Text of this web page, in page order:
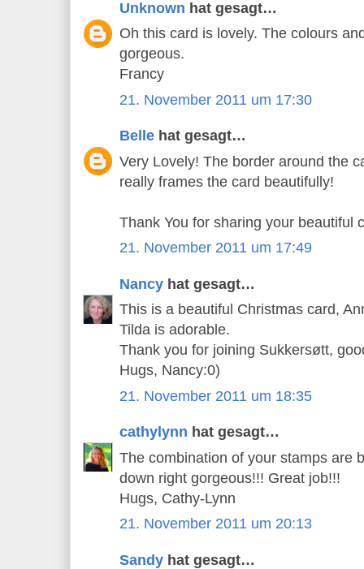
Unknown hat gesagt…
Oh this card is lovely. The colours
gorgeous.
Francy
21. November 2011 um 17:30
Belle hat gesagt…
Very Lovely! The border around the
really frames the card beautifully!
Thank You for sharing your beautiful
21. November 2011 um 17:49
Nancy hat gesagt…
This is a beautiful Christmas card,
Tilda is adorable.
Thank you for joining Sukkersøtt,
Hugs, Nancy:0)
21. November 2011 um 18:35
cathylynn hat gesagt…
The combination of your stamps are
down right gorgeous!!! Great job!!!
Hugs, Cathy-Lynn
21. November 2011 um 20:13
Sandy hat gesagt…